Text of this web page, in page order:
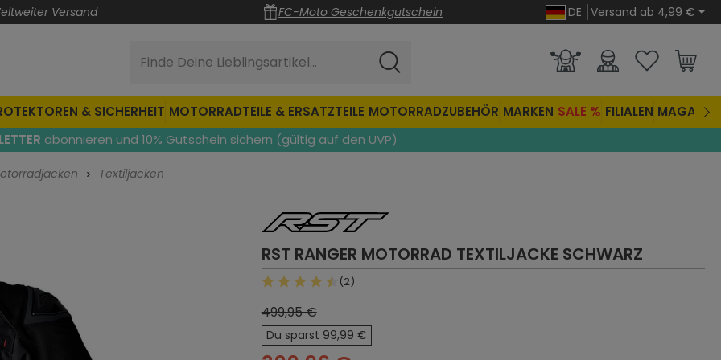
Versand FC-Moto Geschenkgutschein DE Versand ab 4,99 €
Finde Deine Lieblingsartikel...
& SICHERHEIT MOTORRADTEILE & ERSATZTEILE MOTORRADZUBEHÖR MARKEN SALE % FILIALEN MAGAZIN
abonnieren und 10% Gutschein sichern (gültig auf den UVP)
Textiljacken
RST RANGER MOTORRAD TEXTILJACKE SCHWARZ
(2)
499,95 €
Du sparst 99,99 €